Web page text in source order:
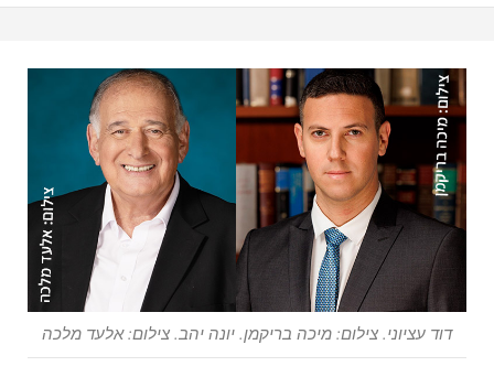
דוד עציוני. צילום: מיכה בריקמן. יונה יהב. צילום: אלעד מלכה